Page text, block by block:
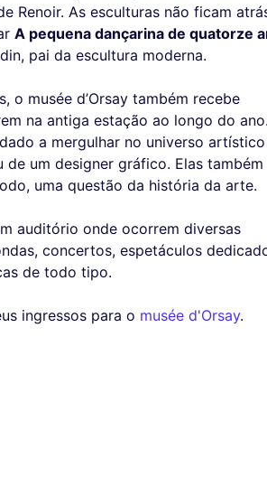
Renoir. As esculturas não ficam
A pequena dançarina de quatorze
pai da escultura moderna.
o musée d’Orsay também recebe
na antiga estação ao longo do ano.
a mergulhar no universo
um designer gráfico. Elas também
uma questão da história da arte.
auditório onde ocorrem diversas
concertos, espetáculos
de todo tipo.
ingressos para o musée d'Orsay.